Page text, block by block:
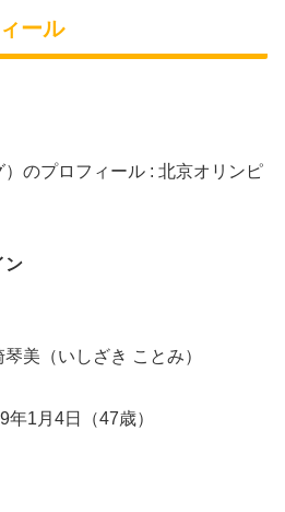
ール
ン
美（いしざき ことみ）
1月4日（47歳）